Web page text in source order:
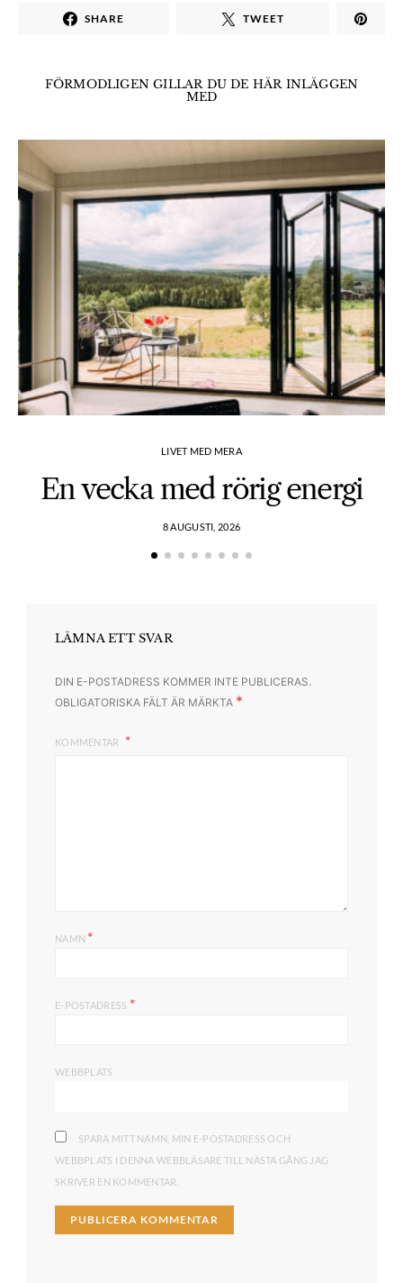
SHARE TWEET
FÖRMODLIGEN GILLAR DU DE HÄR INLÄGGEN
MED
LIVET MED MERA
En vecka med rörig energi
8 AUGUSTI, 2026
LÄMNA ETT SVAR
DIN E-POSTADRESS KOMMER INTE PUBLICERAS.
OBLIGATORISKA FÄLT ÄR MÄRKTA *
KOMMENTAR
NAMN *
E-POSTADRESS *
WEBBPLATS
SPARA MITT NAMN, MIN E-POSTADRESS OCH
WEBBPLATS I DENNA WEBBLÄSARE TILL NÄSTA GÅNG JAG
SKRIVER EN KOMMENTAR.